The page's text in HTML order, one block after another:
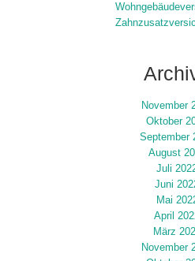
November
Oktober
September
August
Juli
Juni
Mai
April
März
November